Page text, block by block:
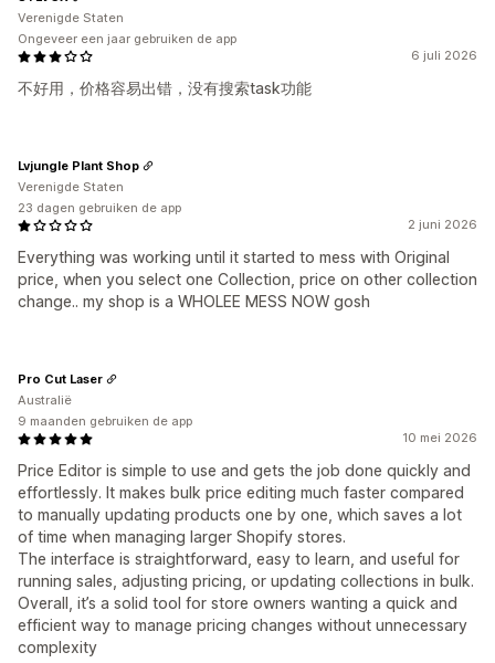
6 juli 2026
不好用，价格容易出错，没有搜索task功能
Verenigde Staten
Ongeveer een jaar gebruiken de app
2 juni 2026
Everything was working until it started to mess with Original
price, when you select one Collection, price on other collection
change.. my shop is a WHOLEE MESS NOW gosh
Lvjungle Plant Shop
Verenigde Staten
23 dagen gebruiken de app
10 mei 2026
Price Editor is simple to use and gets the job done quickly and
effortlessly. It makes bulk price editing much faster compared
to manually updating products one by one, which saves a lot
of time when managing larger Shopify stores.
The interface is straightforward, easy to learn, and useful for
running sales, adjusting pricing, or updating collections in bulk.
Overall, it’s a solid tool for store owners wanting a quick and
efficient way to manage pricing changes without unnecessary
complexity
Pro Cut Laser
Australië
9 maanden gebruiken de app